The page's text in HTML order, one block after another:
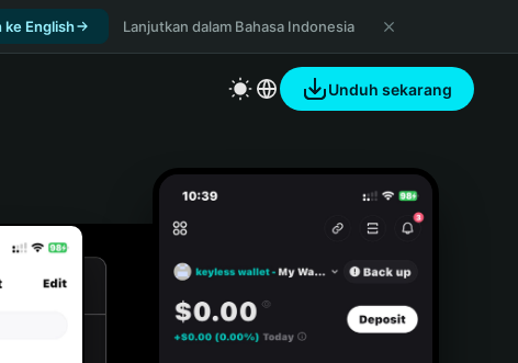
ke English Lanjutkan dalam Bahasa Indonesia
Unduh sekarang